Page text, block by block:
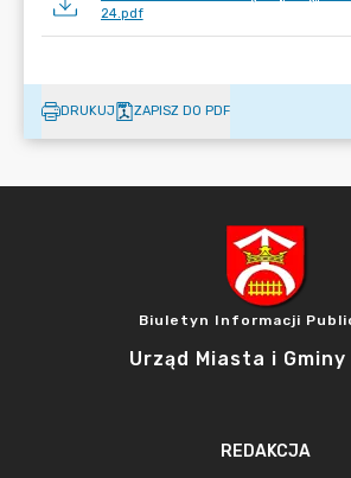
24.pdf
DRUKUJ ZAPISZ DO PDF
Biuletyn Informacji
Urząd Miasta i Gminy
REDAKCJA